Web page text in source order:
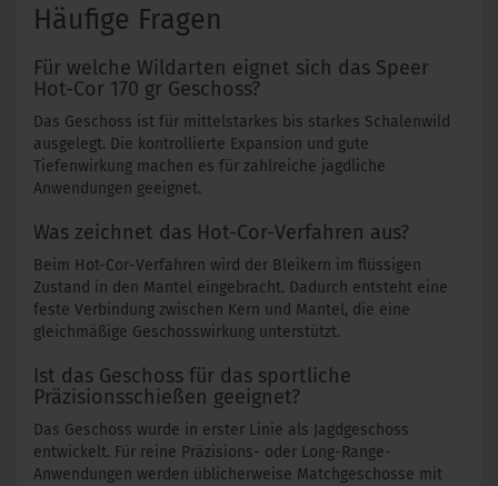
Häufige Fragen
Für welche Wildarten eignet sich das Speer
Hot-Cor 170 gr Geschoss?
Das Geschoss ist für mittelstarkes bis starkes Schalenwild
ausgelegt. Die kontrollierte Expansion und gute
Tiefenwirkung machen es für zahlreiche jagdliche
Anwendungen geeignet.
Was zeichnet das Hot-Cor-Verfahren aus?
Beim Hot-Cor-Verfahren wird der Bleikern im flüssigen
Zustand in den Mantel eingebracht. Dadurch entsteht eine
feste Verbindung zwischen Kern und Mantel, die eine
gleichmäßige Geschosswirkung unterstützt.
Ist das Geschoss für das sportliche
Präzisionsschießen geeignet?
Das Geschoss wurde in erster Linie als Jagdgeschoss
entwickelt. Für reine Präzisions- oder Long-Range-
Anwendungen werden üblicherweise Matchgeschosse mit